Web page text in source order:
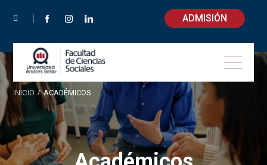
ADMISIÓN
INICIO / ACADÉMICOS